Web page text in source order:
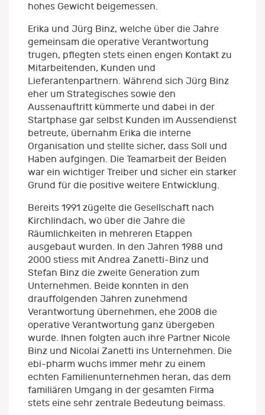
hohes Gewicht beigemessen.
Erika und Jürg Binz, welche über die Jahre
gemeinsam die operative Verantwortung
trugen, pflegten stets einen engen Kontakt zu
Mitarbeitenden, Kunden und
Lieferantenpartnern. Während sich Jürg Binz
eher um Strategisches sowie den
Aussenauftritt kümmerte und dabei in der
Startphase gar selbst Kunden im Aussendienst
betreute, übernahm Erika die interne
Organisation und stellte sicher, dass Soll und
Haben aufgingen. Die Teamarbeit der Beiden
war ein wichtiger Treiber und sicher ein starker
Grund für die positive weitere Entwicklung.
Bereits 1991 zügelte die Gesellschaft nach
Kirchlindach, wo über die Jahre die
Räumlichkeiten in mehreren Etappen
ausgebaut wurden. In den Jahren 1988 und
2000 stiess mit Andrea Zanetti-Binz und
Stefan Binz die zweite Generation zum
Unternehmen. Beide konnten in den
drauffolgenden Jahren zunehmend
Verantwortung übernehmen, ehe 2008 die
operative Verantwortung ganz übergeben
wurde. Ihnen folgten auch ihre Partner Nicole
Binz und Nicolai Zanetti ins Unternehmen. Die
ebi-pharm wuchs immer mehr zu einem
echten Familienunternehmen heran, das dem
familiären Umgang in der gesamten Firma
stets eine sehr zentrale Bedeutung beimass.